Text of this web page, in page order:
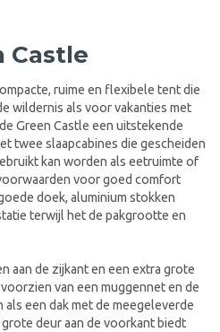
Castle
ruime en flexibele tent die
wildernis als voor vakanties met
Green Castle een uitstekende
twee slaapcabines die gescheiden
kan worden als eetruimte of
voor goed comfort
doek, aluminium stokken
terwijl het de pakgrootte en
aan de zijkant en een extra grote
van een muggennet en de
een dak met de meegeleverde
deur aan de voorkant biedt